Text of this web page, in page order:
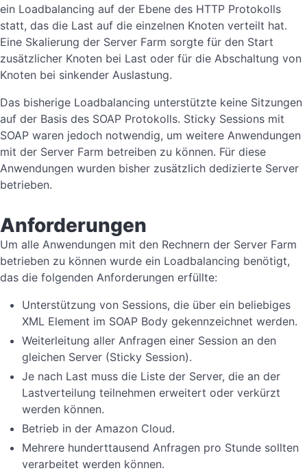
ein Loadbalancing auf der Ebene des HTTP Protokolls
statt, das die Last auf die einzelnen Knoten verteilt hat.
Eine Skalierung der Server Farm sorgte für den Start
zusätzlicher Knoten bei Last oder für die Abschaltung von
Knoten bei sinkender Auslastung.
Das bisherige Loadbalancing unterstützte keine Sitzungen
auf der Basis des SOAP Protokolls. Sticky Sessions mit
SOAP waren jedoch notwendig, um weitere Anwendungen
mit der Server Farm betreiben zu können. Für diese
Anwendungen wurden bisher zusätzlich dedizierte Server
betrieben.
Anforderungen
Um alle Anwendungen mit den Rechnern der Server Farm
betrieben zu können wurde ein Loadbalancing benötigt,
das die folgenden Anforderungen erfüllte:
Unterstützung von Sessions, die über ein beliebiges
XML Element im SOAP Body gekennzeichnet werden.
Weiterleitung aller Anfragen einer Session an den
gleichen Server (Sticky Session).
Je nach Last muss die Liste der Server, die an der
Lastverteilung teilnehmen erweitert oder verkürzt
werden können.
Betrieb in der Amazon Cloud.
Mehrere hunderttausend Anfragen pro Stunde sollten
verarbeitet werden können.